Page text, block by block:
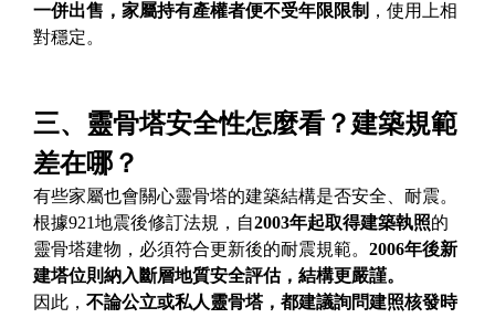
一併出售，家屬持有產權者便不受年限限制 ，使用上相
對穩定。
三、靈骨塔安全性怎麼看？建築規範
差在哪？
有些家屬也會關心靈骨塔的建築結構是否安全、耐震。
根據921地震後修訂法規，自2003年起取得建築執照的
靈骨塔建物，必須符合更新後的耐震規範。2006年後新
建塔位則納入斷層地質安全評估，結構更嚴謹。
因此，不論公立或私人靈骨塔，都建議詢問建照核發時